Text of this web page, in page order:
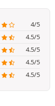
4/5
4.5/5
4.5/5
4.5/5
4.5/5